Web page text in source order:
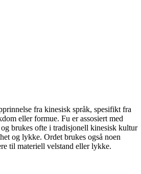
fra kinesisk språk, spesifikt fra
eller formue. Fu er assosiert med
brukes ofte i tradisjonell kinesisk kultur
og lykke. Ordet brukes også noen
til materiell velstand eller lykke.